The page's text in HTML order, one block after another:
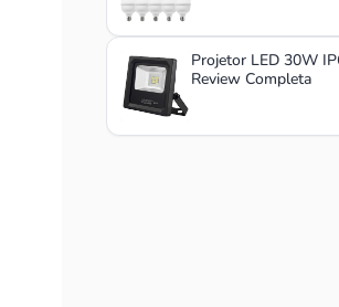
Projetor LED 30W
Review Completa